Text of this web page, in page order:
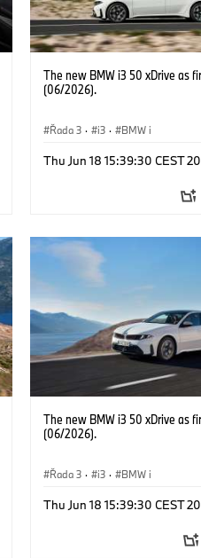
The new BMW i3 50 xDrive as
(06/2026).
Řada 3 · i3 · BMW i
Thu Jun 18 15:39:30 CEST
The new BMW i3 50 xDrive as
(06/2026).
Řada 3 · i3 · BMW i
Thu Jun 18 15:39:30 CEST